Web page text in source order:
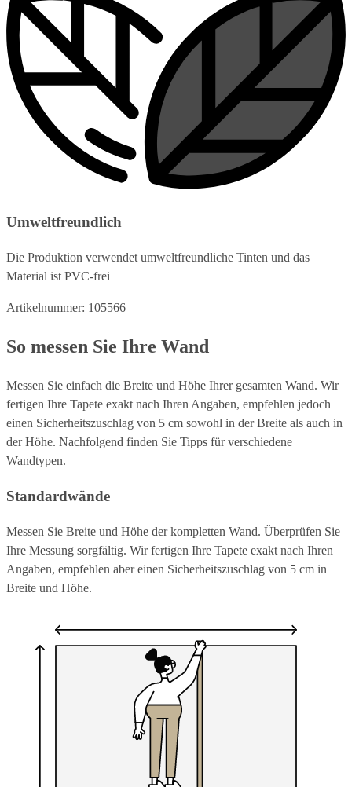
Umweltfreundlich
Die Produktion verwendet umweltfreundliche Tinten und das
Material ist PVC-frei
Artikelnummer: 105566
So messen Sie Ihre Wand
Messen Sie einfach die Breite und Höhe Ihrer gesamten Wand. Wir
fertigen Ihre Tapete exakt nach Ihren Angaben, empfehlen jedoch
einen Sicherheitszuschlag von 5 cm sowohl in der Breite als auch in
der Höhe. Nachfolgend finden Sie Tipps für verschiedene
Wandtypen.
Standardwände
Messen Sie Breite und Höhe der kompletten Wand. Überprüfen Sie
Ihre Messung sorgfältig. Wir fertigen Ihre Tapete exakt nach Ihren
Angaben, empfehlen aber einen Sicherheitszuschlag von 5 cm in
Breite und Höhe.